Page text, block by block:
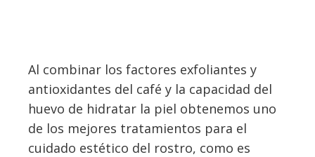
Al combinar los factores exfoliantes y
antioxidantes del café y la capacidad del
huevo de hidratar la piel obtenemos uno
de los mejores tratamientos para el
cuidado estético del rostro, como es